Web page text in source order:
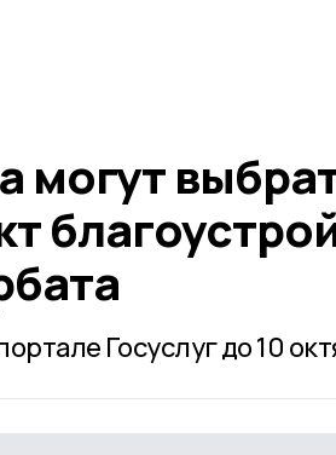
могут
Госуслуг до 10